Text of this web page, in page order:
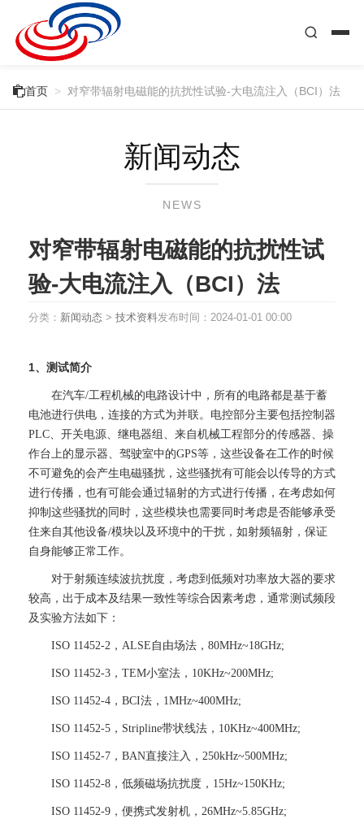
首页 > 对窄带辐射电磁能的抗扰性试验-大电流注入（BCI）法
新闻动态
NEWS
对窄带辐射电磁能的抗扰性试
验-大电流注入（BCI）法
分类： 新闻动态 > 技术资料发布时间： 2024-01-01 00:00
1、测试简介
在汽车/工程机械的电路设计中，所有的电路都是基于蓄
电池进行供电，连接的方式为并联。电控部分主要包括控制器
PLC、开关电源、继电器组、来自机械工程部分的传感器、操
作台上的显示器、驾驶室中的GPS等，这些设备在工作的时候
不可避免的会产生电磁骚扰，这些骚扰有可能会以传导的方式
进行传播，也有可能会通过辐射的方式进行传播，在考虑如何
抑制这些骚扰的同时，这些模块也需要同时考虑是否能够承受
住来自其他设备/模块以及环境中的干扰，如射频辐射，保证
自身能够正常工作。
对于射频连续波抗扰度，考虑到低频对功率放大器的要求
较高，出于成本及结果一致性等综合因素考虑，通常测试频段
及实验方法如下：
ISO 11452-2，ALSE自由场法，80MHz~18GHz;
ISO 11452-3，TEM小室法，10KHz~200MHz;
ISO 11452-4，BCI法，1MHz~400MHz;
ISO 11452-5，Stripline带状线法，10KHz~400MHz;
ISO 11452-7，BAN直接注入，250kHz~500MHz;
ISO 11452-8，低频磁场抗扰度，15Hz~150KHz;
ISO 11452-9，便携式发射机，26MHz~5.85GHz;